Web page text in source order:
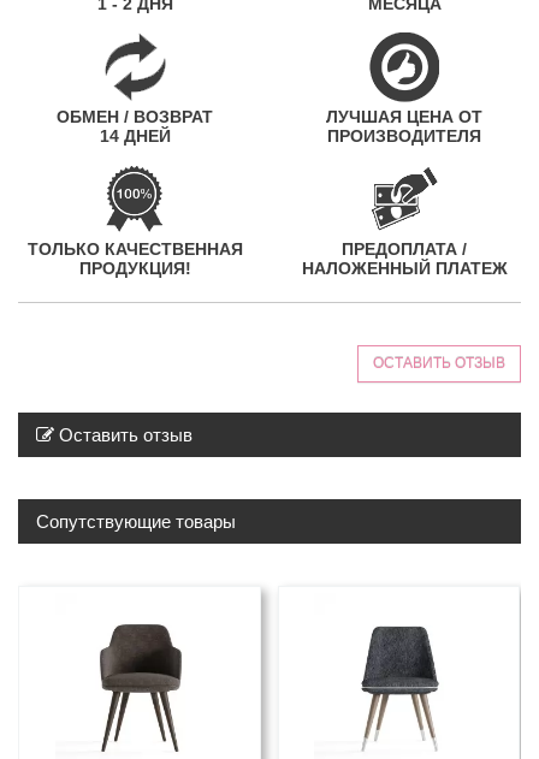
ОБМЕН / ВОЗВРАТ
14 ДНЕЙ
ЛУЧШАЯ ЦЕНА ОТ
ПРОИЗВОДИТЕЛЯ
ТОЛЬКО КАЧЕСТВЕННАЯ
ПРОДУКЦИЯ!
ПРЕДОПЛАТА /
НАЛОЖЕННЫЙ ПЛАТЕЖ
ОСТАВИТЬ ОТЗЫВ
Оставить отзыв
Сопутствующие товары